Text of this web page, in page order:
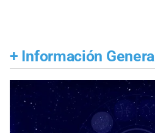
+ Información General